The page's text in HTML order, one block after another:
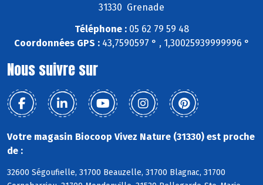
31330 Grenade
Téléphone :05 62 79 59 48
Coordonnées GPS :43,7590597 ° , 1,30025939999996 °
Nous suivre sur
Votre magasin Biocoop Vivez Nature (31330) est proche
de :
32600 Ségoufielle, 31700 Beauzelle, 31700 Blagnac, 31700